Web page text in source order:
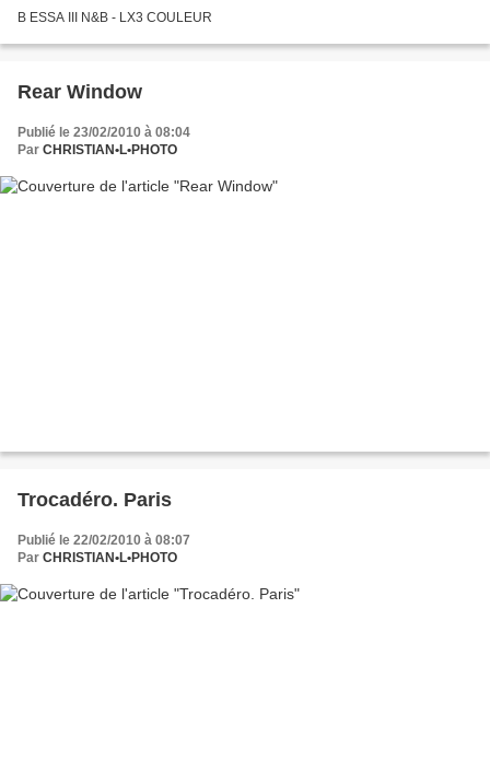
B ESSA III N&B - LX3 COULEUR
Rear Window
Publié le 23/02/2010 à 08:04
Par CHRISTIAN•L•PHOTO
Trocadéro. Paris
Publié le 22/02/2010 à 08:07
Par CHRISTIAN•L•PHOTO